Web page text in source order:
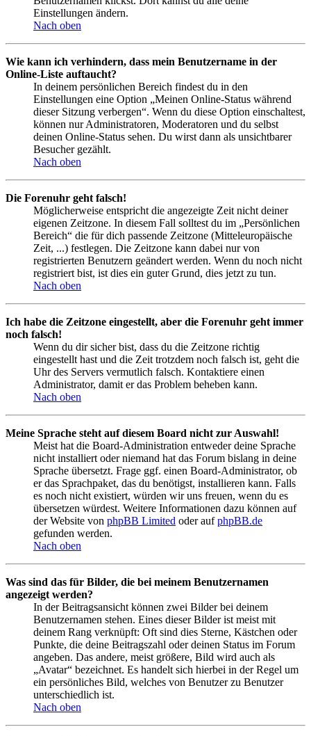
Einstellungen ändern.
Nach oben
Wie kann ich verhindern, dass mein Benutzername in der
Online-Liste auftaucht?
In deinem persönlichen Bereich findest du in den
Einstellungen eine Option „Meinen Online-Status während
dieser Sitzung verbergen“. Wenn du diese Option einschaltest,
können nur Administratoren, Moderatoren und du selbst
deinen Online-Status sehen. Du wirst dann als unsichtbarer
Besucher gezählt.
Nach oben
Die Forenuhr geht falsch!
Möglicherweise entspricht die angezeigte Zeit nicht deiner
eigenen Zeitzone. In diesem Fall solltest du im „Persönlichen
Bereich“ die für dich passende Zeitzone (Mitteleuropäische
Zeit, ...) festlegen. Die Zeitzone kann dabei nur von
registrierten Benutzern geändert werden. Wenn du noch nicht
registriert bist, ist dies ein guter Grund, dies jetzt zu tun.
Nach oben
Ich habe die Zeitzone eingestellt, aber die Forenuhr geht immer
noch falsch!
Wenn du dir sicher bist, dass du die Zeitzone richtig
eingestellt hast und die Zeit trotzdem noch falsch ist, geht die
Uhr des Servers vermutlich falsch. Kontaktiere einen
Administrator, damit er das Problem beheben kann.
Nach oben
Meine Sprache steht auf diesem Board nicht zur Auswahl!
Meist hat die Board-Administration entweder deine Sprache
nicht installiert oder niemand hat das Forum bislang in deine
Sprache übersetzt. Frage ggf. einen Board-Administrator, ob
er das Sprachpaket, das du benötigst, installieren kann. Falls
es noch nicht existiert, würden wir uns freuen, wenn du es
übersetzen würdest. Weitere Informationen dazu können auf
der Website von phpBB Limited oder aufphpBB.de
gefunden werden.
Nach oben
Was sind das für Bilder, die bei meinem Benutzernamen
angezeigt werden?
In der Beitragsansicht können zwei Bilder bei deinem
Benutzernamen stehen. Eines dieser Bilder ist meist mit
deinem Rang verknüpft: Oft sind dies Sterne, Kästchen oder
Punkte, die deine Beitragszahl oder deinen Status im Forum
angeben. Das andere, meist größere, Bild wird auch als
„Avatar“ bezeichnet. Es handelt sich hierbei in der Regel um
ein persönliches Bild, welches von Benutzer zu Benutzer
unterschiedlich ist.
Nach oben